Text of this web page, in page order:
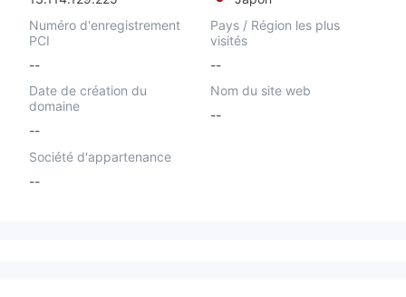
Numéro d'enregistrement
PCI
--
Pays / Région les plus
visités
--
Date de création du
domaine
--
Nom du site web
--
Société d'appartenance
--